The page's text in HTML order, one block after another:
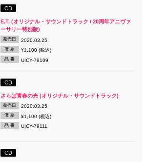
CD
E.T. (オリジナル・サウンドトラック / 20周年アニヴァ
ーサリー特別版)
発売日 2020.03.25
価 格 ¥1,100 (税込)
品 番 UICY-79109
CD
さらば青春の光 (オリジナル・サウンドトラック)
発売日 2020.03.25
価 格 ¥1,100 (税込)
品 番 UICY-79111
CD